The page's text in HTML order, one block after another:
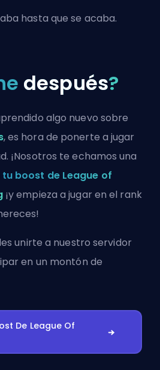
hasta que se acaba.
después?
algo nuevo sobre
, es hora de ponerte a jugar
¡Nosotros te echamos una
boost de League of
¡y empieza a jugar en el rank
unirte a nuestro servidor
en un montón de
De League Of